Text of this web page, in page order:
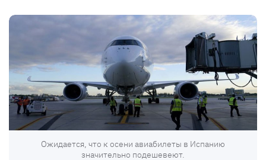
Ожидается, что к осени авиабилеты в Испанию
значительно подешевеют.